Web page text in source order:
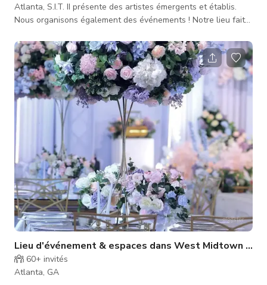
Atlanta, S.I.T. II présente des artistes émergents et établis.
Nous organisons également des événements ! Notre lieu fait
assis. Notre installation est parfaite pour des événements et
rassemblements tels que : célébrations d’anniversaire, fêtes
de retraite, cocktails de vacances, baby showers, fêtes de
remise de diplômes, showers nuptiales, séminaires, to
Lieu d'événement & espaces dans West Midtown
60+ invités
Atlanta, GA